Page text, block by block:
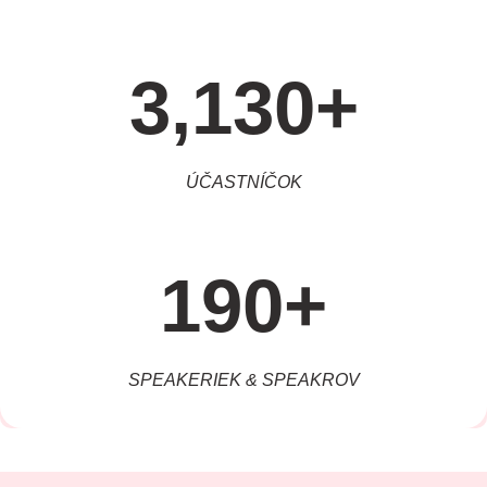
3,130+
ÚČASTNÍČOK
190+
SPEAKERIEK & SPEAKROV